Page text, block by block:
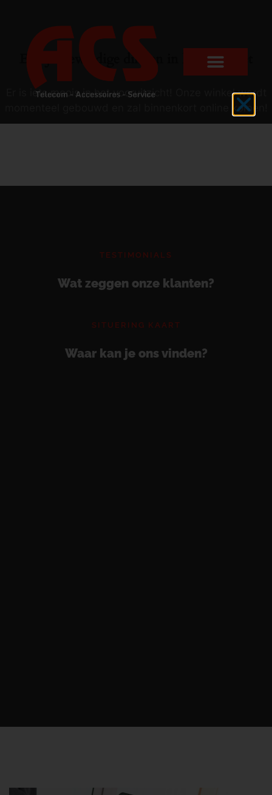
Er zijn geweldige dingen in het verschiet
Er is iets moois in het vooruitzicht! Onze winkel wordt
momenteel gebouwd en zal binnenkort online komen!
TESTIMONIALS
Wat zeggen onze klanten?
SITUERING KAART
Waar kan je ons vinden?